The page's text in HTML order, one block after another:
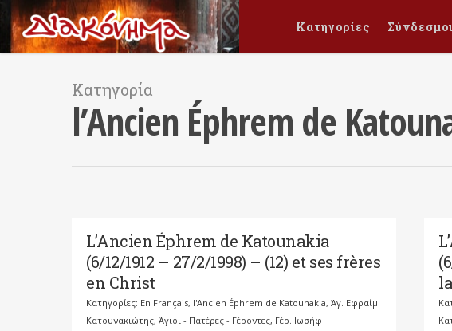
Κατηγορίες Σύνδεσμοι
Κατηγορία
l’Ancien Éphrem de
L’Ancien Éphrem de Katounakia
(6/12/1912 – 27/2/1998) – (12) et ses frères
en Christ
Κατηγορίες: En Français, l'Ancien Éphrem de Katounakia, Άγ. Εφραίμ
Κατουνακιώτης, Άγιοι - Πατέρες - Γέροντες, Γέρ. Ιωσήφ